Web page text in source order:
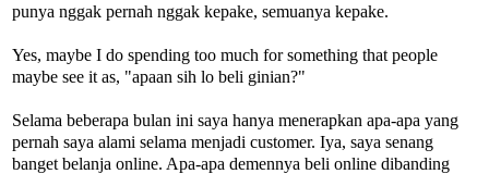
punya nggak pernah nggak kepake, semuanya kepake.
Yes, maybe I do spending too much for something that people
maybe see it as, "apaan sih lo beli ginian?"
Selama beberapa bulan ini saya hanya menerapkan apa-apa yang
pernah saya alami selama menjadi customer. Iya, saya senang
banget belanja online. Apa-apa demennya beli online dibanding